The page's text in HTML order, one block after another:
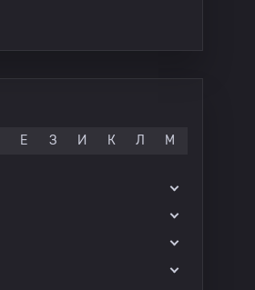
Е З И К Л М